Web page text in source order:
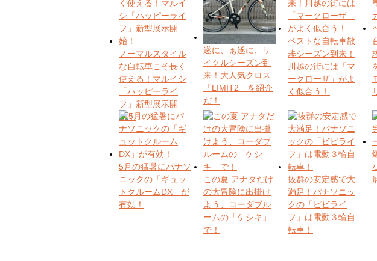
ノーマルスタイル
な自転車こそ長く
使える！マルイシ
「ハッピーライ
フ」新型展示開
始！
遂に、ぁ遂に、サ
イクルシーズン到
来！大人気クロス
「LIMIT2」を紹介
だ！
ベストな自転車散
歩シーズン到来！
川越の街には「マ
ークローザ」がよ
く似合う！
5月の猛暑にパナソ
ニックの「ギュッ
トクルームDX」が
有効！
この夏 アナタだけ
の大冒険に出掛け
よう、コーダブル
ームの「ケシキ」
で！
抜群の安定感で大
満足！パナソニッ
クの「ビビライ
フ」は電動３輪自
転車！